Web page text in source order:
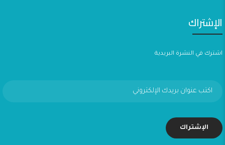
الإشتراك
اشترك في النشرة البريدية